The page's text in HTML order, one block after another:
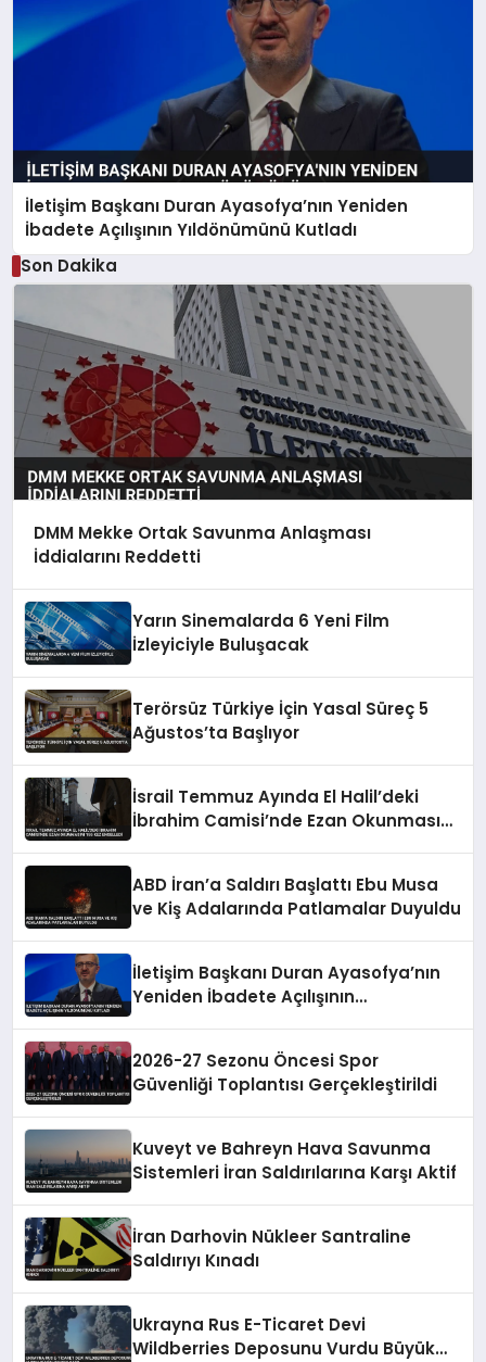
İletişim Başkanı Duran Ayasofya’nın Yeniden
İbadete Açılışının Yıldönümünü Kutladı
Son Dakika
DMM Mekke Ortak Savunma Anlaşması
İddialarını Reddetti
Yarın Sinemalarda 6 Yeni Film
İzleyiciyle Buluşacak
Terörsüz Türkiye İçin Yasal Süreç 5
Ağustos’ta Başlıyor
İsrail Temmuz Ayında El Halil’deki
İbrahim Camisi’nde Ezan Okunmasını
ABD İran’a Saldırı Başlattı Ebu Musa
ve Kiş Adalarında Patlamalar Duyuldu
İletişim Başkanı Duran Ayasofya’nın
Yeniden İbadete Açılışının
2026-27 Sezonu Öncesi Spor
Güvenliği Toplantısı Gerçekleştirildi
Kuveyt ve Bahreyn Hava Savunma
Sistemleri İran Saldırılarına Karşı Aktif
İran Darhovin Nükleer Santraline
Saldırıyı Kınadı
Ukrayna Rus E-Ticaret Devi
Wildberries Deposunu Vurdu Büyük